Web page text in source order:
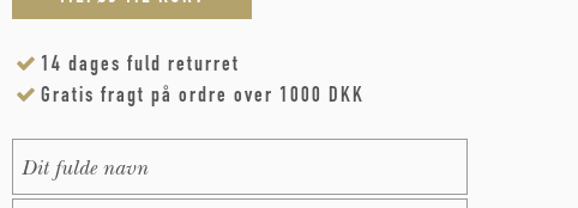
14 dages fuld returret
Gratis fragt på ordre over 1000 DKK